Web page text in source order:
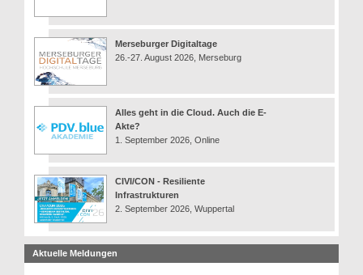
Merseburger Digitaltage
26.-27. August 2026, Merseburg
Alles geht in die Cloud. Auch die E-
Akte?
1. September 2026, Online
CIVI/CON - Resiliente
Infrastrukturen
2. September 2026, Wuppertal
Aktuelle Meldungen